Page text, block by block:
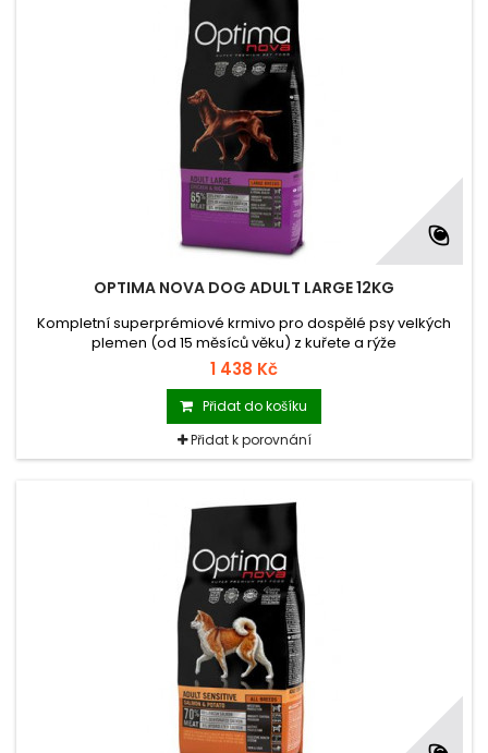
OPTIMA NOVA DOG ADULT LARGE 12KG
Kompletní superprémiové krmivo pro dospělé psy velkých
plemen (od 15 měsíců věku) z kuřete a rýže
1 438 Kč
Přidat do košíku
Přidat k porovnání